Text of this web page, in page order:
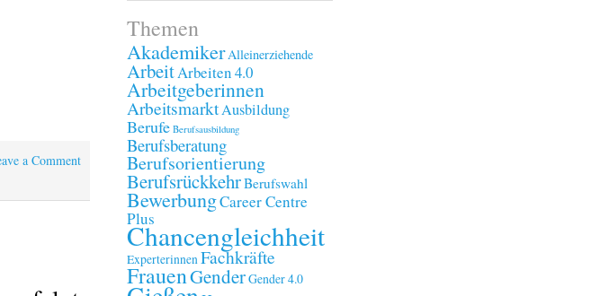
a Comment
Themen
AkademikerAlleinerziehende
ArbeitArbeiten 4.0
Arbeitgeberinnen
ArbeitsmarktAusbildung
Berufe Berufsausbildung
Berufsberatung
Berufsorientierung
BerufsrückkehrBerufswahl
BewerbungCareer Centre
Plus
Chancengleichheit
ExperterinnenFachkräfte
FrauenGenderGender 4.0